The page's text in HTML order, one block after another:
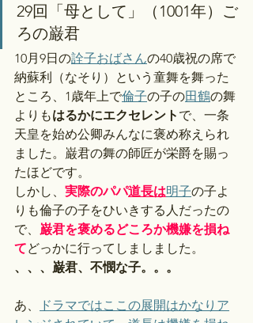
29回「母として」（1001年）ご
ろの巌君
10月9日の詮子おばさんの40歳祝の席で
納蘇利（なそり）という童舞を舞った
ところ、1歳年上で倫子の子の田鶴の舞
よりもはるかにエクセレント で、一条
天皇を始め公卿みんなに褒め称えられ
ました。巌君の舞の師匠が栄爵を賜っ
たほどです。
しかし、 実際のパパ道長は明子の子よ
りも倫子の子をひいきする人だったの
で、 巌君を褒めるどころか機嫌を損ね
てどっかに行ってしましました。
、、、巌君、不憫な子。。。
あ、
ドラマではここの展開はかなりア